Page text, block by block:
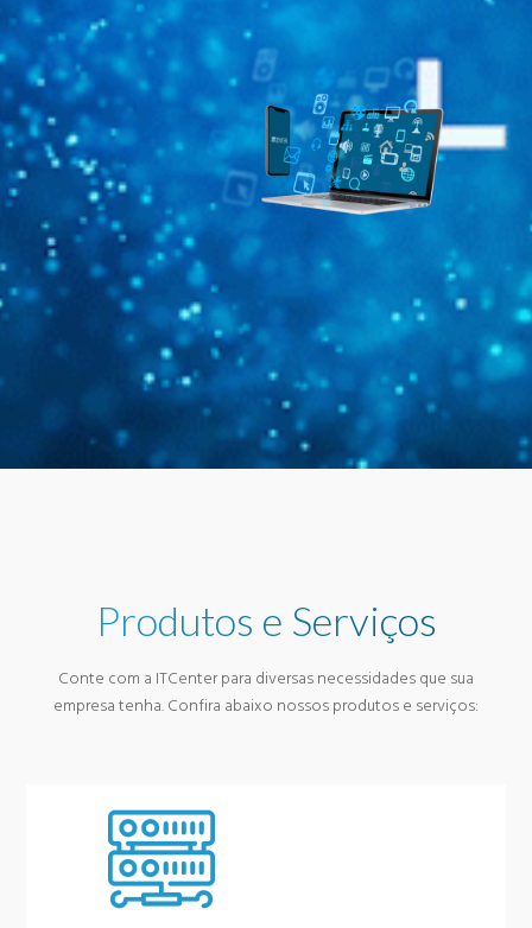
Produtos e Serviços
Conte com a ITCenter para diversas necessidades que sua
empresa tenha. Confira abaixo nossos produtos e serviços: